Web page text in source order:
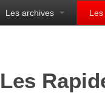
Les archives
Les